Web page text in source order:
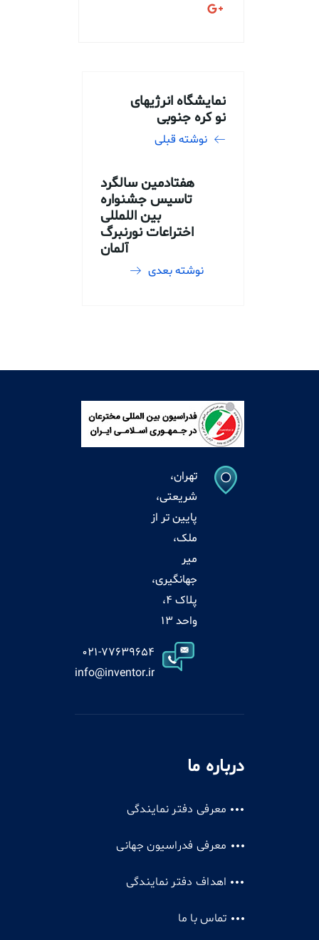
نمایشگاه انرژیهای
نو کره جنوبی
نوشته قبلی
هفتادمین سالگرد
تاسیس جشنواره
بین اللمللی
اختراعات نورنبرگ
آلمان
نوشته بعدی
تهران،
شریعتی،
پایین تر از
ملک،
میر
جهانگیری،
پلاک 4،
واحد 13
021-77639654
info@inventor.ir
درباره ما
معرفی دفتر نمایندگی
معرفی فدراسیون جهانی
اهداف دفتر نمایندگی
تماس با ما